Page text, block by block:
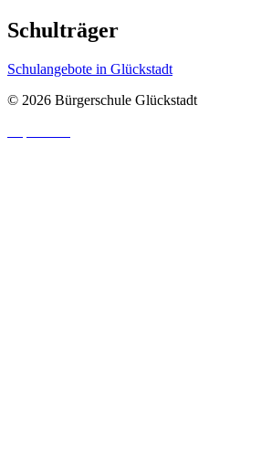
Schulträger
Schulangebote in Glückstadt
© 2026 Bürgerschule Glückstadt